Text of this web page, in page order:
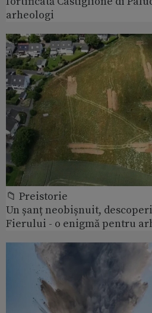
arheologi
📁 Preistorie
Un șanț neobișnuit,
Fierului - o enigmă pentru